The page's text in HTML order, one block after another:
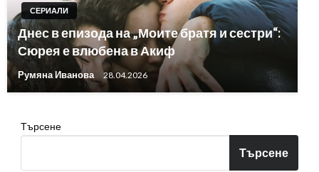
СЕРИАЛИ
Днес в епизода на „Моите братя и сестри“:
Сюрея е влюбена в Акиф
Румяна Иванова 28.04.2026
Търсене
Търсене